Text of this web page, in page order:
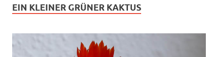
EIN KLEINER GRÜNER KAKTUS